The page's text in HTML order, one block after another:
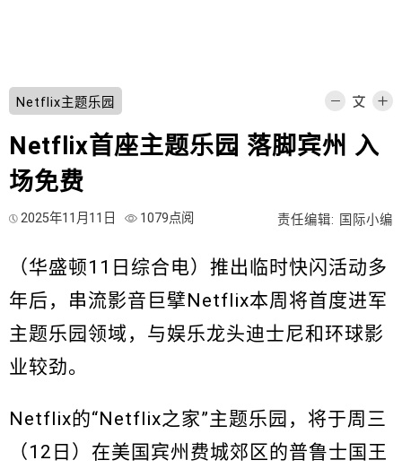
Netflix主题乐园
Netflix首座主题乐园 落脚宾州 入
场免费
2025年11月11日 1079点阅 责任编辑: 国际小编
（华盛顿11日综合电）推出临时快闪活动多
年后，串流影音巨擘Netflix本周将首度进军
主题乐园领域，与娱乐龙头迪士尼和环球影
业较劲。
Netflix的“Netflix之家”主题乐园，将于周三
（12日）在美国宾州费城郊区的普鲁士国王